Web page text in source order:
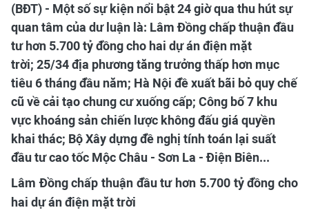
(BĐT) - Một số sự kiện nổi bật 24 giờ qua thu hút sự
quan tâm của dư luận là: Lâm Đồng chấp thuận đầu
tư hơn 5.700 tỷ đồng cho hai dự án điện mặt
trời; 25/34 địa phương tăng trưởng thấp hơn mục
tiêu 6 tháng đầu năm; Hà Nội đề xuất bãi bỏ quy chế
cũ về cải tạo chung cư xuống cấp; Công bố 7 khu
vực khoáng sản chiến lược không đấu giá quyền
khai thác; Bộ Xây dựng đề nghị tính toán lại suất
đầu tư cao tốc Mộc Châu - Sơn La - Điện Biên...
Lâm Đồng chấp thuận đầu tư hơn 5.700 tỷ đồng cho
hai dự án điện mặt trời